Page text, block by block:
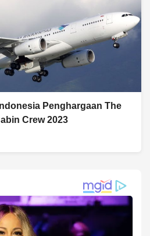
Penghargaan The
Crew 2023